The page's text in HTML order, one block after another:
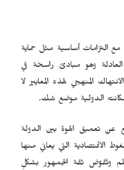
التزامات أساسية مثل حماية
العادلة وهو مبادئ راسخة في
المنهجي لهذه المعايير لا
الدولية موضع شك.
عن تعميق الهوة بين الدولة
الاقتصادية التي يعاني منها
وتُقوّض ثقة الجمهور بشكلٍ